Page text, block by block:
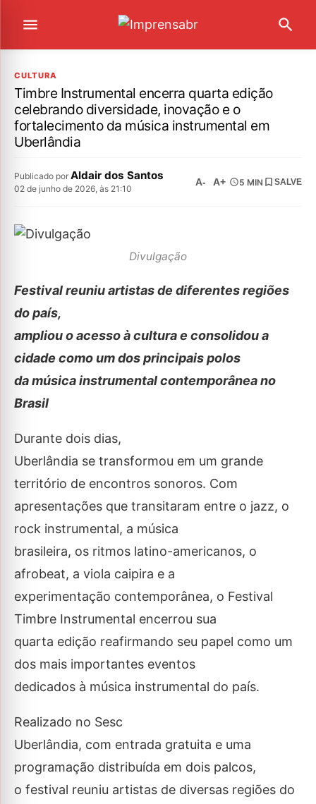
CULTURA
Timbre Instrumental encerra quarta edição
celebrando diversidade, inovação e o
fortalecimento da música instrumental em
Uberlândia
Publicado por Aldair dos Santos
02 de junho de 2026, às 21:10
A- A+ 5 MIN SALVE
Divulgação
Festival reuniu artistas de diferentes regiões
do país,
ampliou o acesso à cultura e consolidou a
cidade como um dos principais polos
da música instrumental contemporânea no
Brasil
Durante dois dias,
Uberlândia se transformou em um grande
território de encontros sonoros. Com
apresentações que transitaram entre o jazz, o
rock instrumental, a música
brasileira, os ritmos latino-americanos, o
afrobeat, a viola caipira e a
experimentação contemporânea, o Festival
Timbre Instrumental encerrou sua
quarta edição reafirmando seu papel como um
dos mais importantes eventos
dedicados à música instrumental do país.
Realizado no Sesc
Uberlândia, com entrada gratuita e uma
programação distribuída em dois palcos,
o festival reuniu artistas de diversas regiões do